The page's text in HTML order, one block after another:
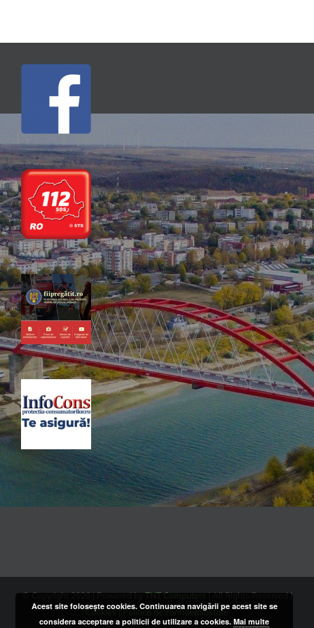
© Copyright2026 | Powered byTNT Computers| All Rights Reserved |
Cookies|Politica de confidentialitate
Acest site folosește cookies. Continuarea navigării pe acest site se
considera acceptare a politicii de utilizare a cookies.Mai multe